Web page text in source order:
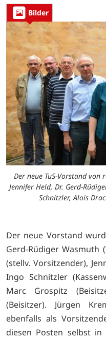
Bilder
Der neue TuS-Vorstand von
Jennifer Held, Dr. Gerd-
Schnitzler, Alois
Der neue Vorstand
Gerd-Rüdiger Wasmuth
(stellv. Vorsitzender),
Ingo Schnitzler
Marc Grospitz
(Beisitzer). Jürgen
ebenfalls als
diesen Posten selbst